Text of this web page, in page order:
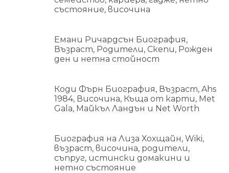
състояние, височина
Емани Ричардсън Биография,
Възраст, Родители, Скепи, Рожден
ден и нетна стойност
Коди Фърн Биография, Възраст, Ahs
1984, Височина, Къща от карти, Met
Gala, Майкъл Ландън и Net Worth
Биография на Лиза Хохщайн, Wiki,
възраст, височина, родители,
съпруг, истински домакини и
нетно състояние